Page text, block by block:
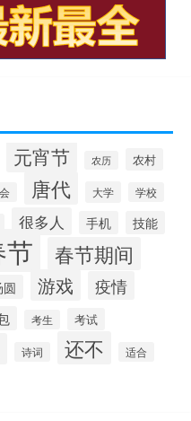
元宵节 农历 农村
唐代 大学 学校
很多人 手机 技能
春节期间
游戏 疫情
考生 考试
诗词 还不 适合